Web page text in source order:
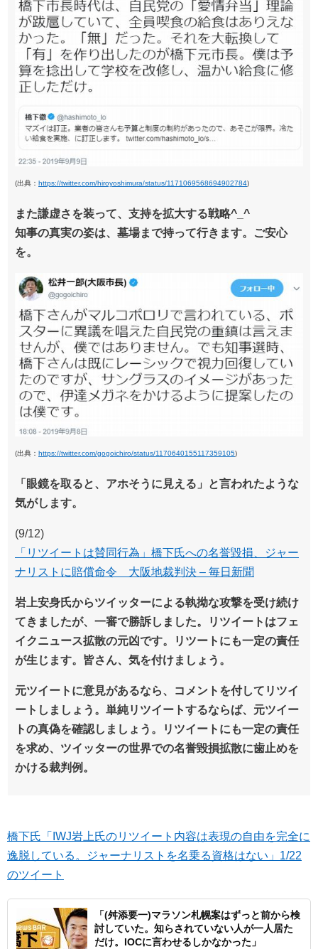
(出典： https://twitter.com/hiroyoshimura/status/1171069568694902784)
また謙虚さを装って、支持を拡大する戦略^_^
知事の真実の姿は、墓場まで持って行きます。ご安心
を。
(出典： https://twitter.com/gogoichiro/status/1170640155117359105)
「眼鏡を取ると、アホそうに見える」と言われたような
気がします。
(9/12)
「リツイートは賛同行為」橋下氏への名誉毀損、ジャー
ナリストに賠償命令 大阪地裁判決 – 毎日新聞
岩上安身氏からツイッターによる執拗な攻撃を受け続け
てきましたが、一審で勝訴しました。リツイートはフェ
イクニュース拡散の元凶です。リツートにも一定の責任
が生じます。皆さん、気を付けましょう。
元ツイートに意見があるなら、コメントを付してリツイ
ートしましょう。単純リツイートするならば、元ツイー
トの真偽を確認しましょう。リツイートにも一定の責任
を求め、ツイッターの世界での名誉毀損拡散に歯止めを
かける裁判例。
橋下氏「IWJ岩上氏のリツイート内容は表現の自由を完全に
逸脱している。ジャーナリストを名乗る資格はない」1/22
のツイート
「(舛添要一)マラソン札幌案はずっと前から検
討していた。知らされていない人が一人居た
だけ。IOCに言わせるしかなかった」